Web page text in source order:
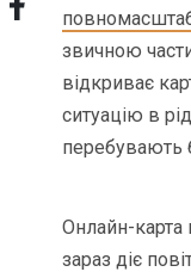
звичною
відкриває
ситуацію в
перебувають
Онлайн-карта
зараз діє